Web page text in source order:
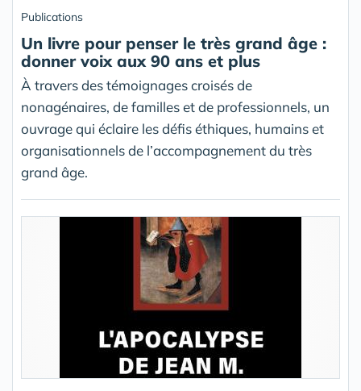
Publications
Un livre pour penser le très grand âge :
donner voix aux 90 ans et plus
À travers des témoignages croisés de
nonagénaires, de familles et de professionnels, un
ouvrage qui éclaire les défis éthiques, humains et
organisationnels de l’accompagnement du très
grand âge.